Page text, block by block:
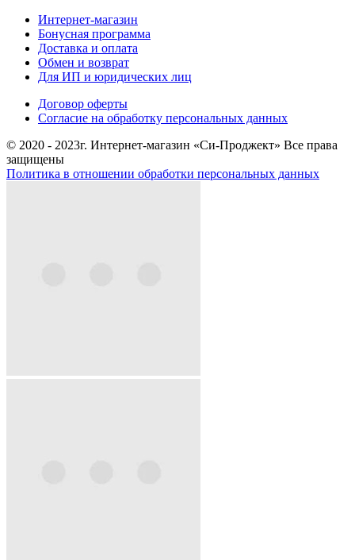
Интернет-магазин
Бонусная программа
Доставка и оплата
Обмен и возврат
Для ИП и юридических лиц
Договор оферты
Согласие на обработку персональных данных
© 2020 - 2023г. Интернет-магазин «Си-Проджект» Все права
защищены
Политика в отношении обработки персональных данных